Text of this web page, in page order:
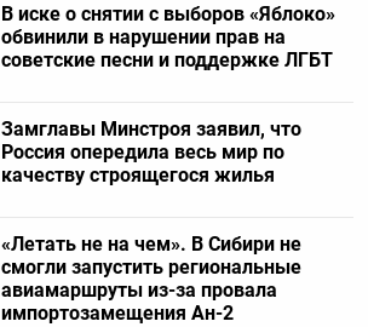
В иске о снятии с выборов «Яблоко»
обвинили в нарушении прав на
советские песни и поддержке ЛГБТ
Замглавы Минстроя заявил, что
Россия опередила весь мир по
качеству строящегося жилья
«Летать не на чем». В Сибири не
смогли запустить региональные
авиамаршруты из-за провала
импортозамещения Ан-2